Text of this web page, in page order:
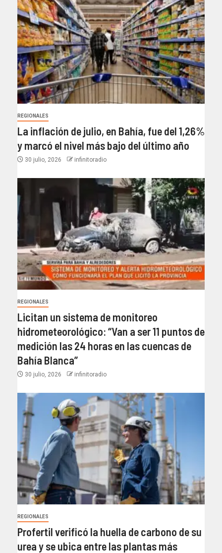
REGIONALES
La inflación de julio, en Bahía, fue del 1,26%
y marcó el nivel más bajo del último año​
30 julio, 2026 infinitoradio
REGIONALES
Licitan un sistema de monitoreo
hidrometeorológico: “Van a ser 11 puntos de
medición las 24 horas en las cuencas de
Bahía Blanca”​
30 julio, 2026 infinitoradio
REGIONALES
Profertil verificó la huella de carbono de su
urea y se ubica entre las plantas más